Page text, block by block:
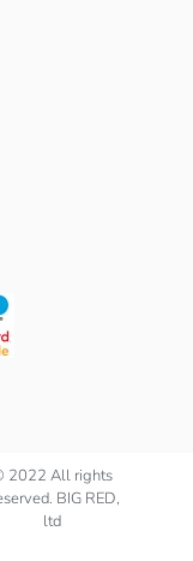
2022 All rights
BIG RED,
ltd